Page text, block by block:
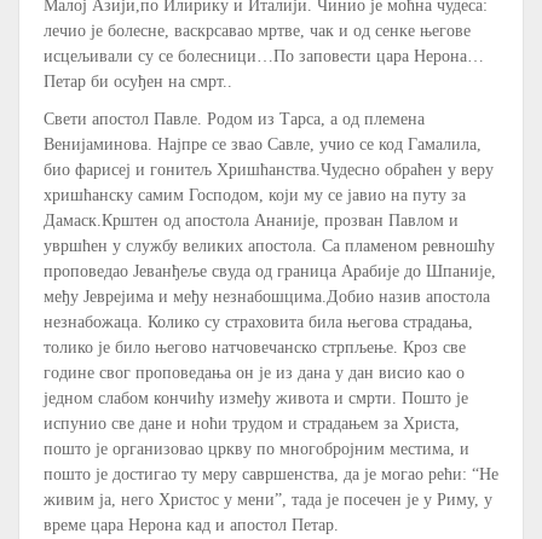
Малој Азији,по Илирику и Италији. Чинио је моћна чудеса:
лечио је болесне, васкрсавао мртве, чак и од сенке његове
исцељивали су се болесници…По заповести цара Нерона…
Петар би осуђен на смрт..
Свети апостол Павле. Родом из Тарса, а од племена
Венијаминова. Најпре се звао Савле, учио се код Гамалила,
био фарисеј и гонитељ Хришћанства.Чудесно обраћен у веру
хришћанску самим Господом, који му се јавио на путу за
Дамаск.Крштен од апостола Ананије, прозван Павлом и
увршћен у службу великих апостола. Са пламеном ревношћу
проповедао Јеванђеље свуда од граница Арабије до Шпаније,
међу Јеврејима и међу незнабошцима.Добио назив апостола
незнабожаца. Колико су страховита била његова страдања,
толико је било његово натчовечанско стрпљење. Кроз све
године свог проповедања он је из дана у дан висио као о
једном слабом кончићу између живота и смрти. Пошто је
испунио све дане и ноћи трудом и страдањем за Христа,
пошто је организовао цркву по многобројним местима, и
пошто је достигао ту меру савршенства, да је могао рећи: “Не
живим ја, него Христос у мени”, тада је посечен је у Риму, у
време цара Нерона кад и апостол Петар.